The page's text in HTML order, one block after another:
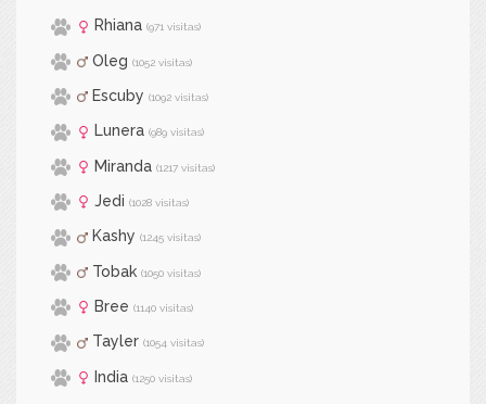
Rhiana (971 visitas)
Oleg (1052 visitas)
Escuby (1092 visitas)
Lunera (989 visitas)
Miranda (1217 visitas)
Jedi (1028 visitas)
Kashy (1245 visitas)
Tobak (1050 visitas)
Bree (1140 visitas)
Tayler (1054 visitas)
India (1250 visitas)